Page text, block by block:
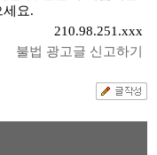
세요.
210.98.251.xxx
불법 광고글 신고하기